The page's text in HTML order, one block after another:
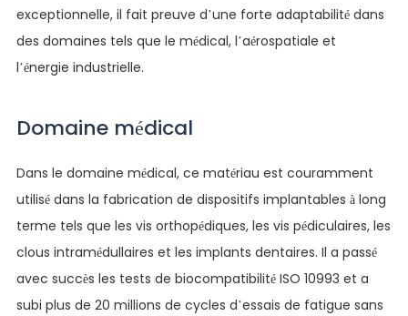
exceptionnelle, il fait preuve d’une forte adaptabilité dans
des domaines tels que le médical, l’aérospatiale et
l’énergie industrielle.
Domaine médical
Dans le domaine médical, ce matériau est couramment
utilisé dans la fabrication de dispositifs implantables à long
terme tels que les vis orthopédiques, les vis pédiculaires, les
clous intramédullaires et les implants dentaires. Il a passé
avec succès les tests de biocompatibilité ISO 10993 et a
subi plus de 20 millions de cycles d’essais de fatigue sans